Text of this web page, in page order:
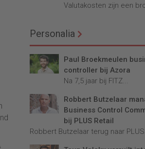
Valutakosten zijn een
Personalia
Paul Broekmeulen
controller bij Azora
Na 7,5 jaar bij FITZ...
Robbert Butzelaar
Business Control
bij PLUS Retail
Robbert Butzelaar terug naar